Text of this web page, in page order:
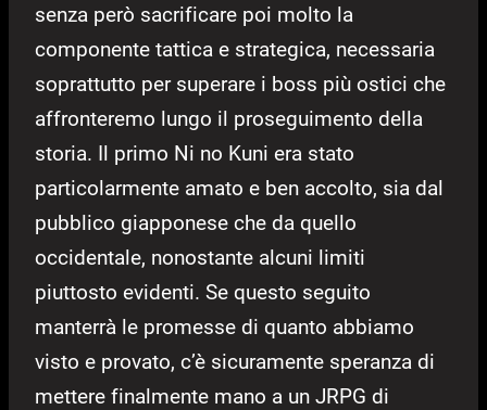
senza però sacrificare poi molto la
componente tattica e strategica, necessaria
soprattutto per superare i boss più ostici che
affronteremo lungo il proseguimento della
storia. Il primo Ni no Kuni era stato
particolarmente amato e ben accolto, sia dal
pubblico giapponese che da quello
occidentale, nonostante alcuni limiti
piuttosto evidenti. Se questo seguito
manterrà le promesse di quanto abbiamo
visto e provato, c’è sicuramente speranza di
mettere finalmente mano a un JRPG di